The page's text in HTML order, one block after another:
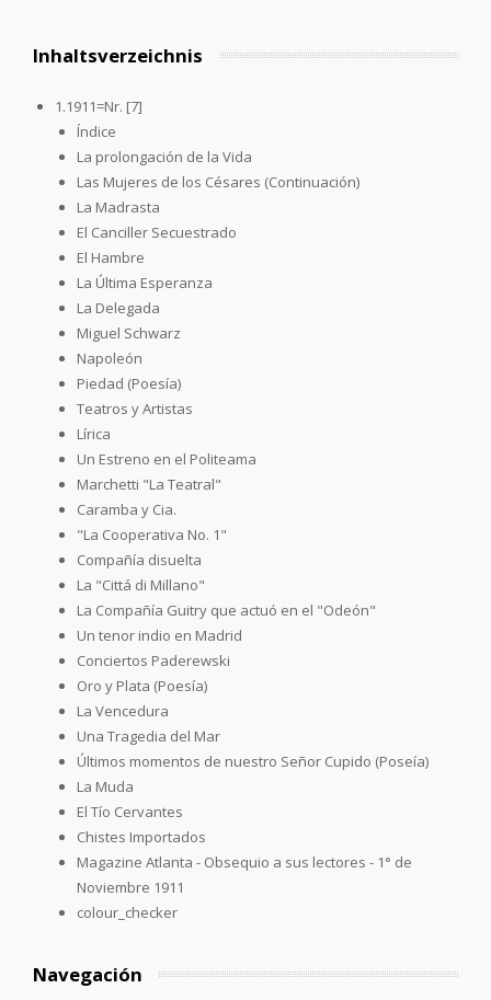
Inhaltsverzeichnis
1.1911=Nr. [7]
Índice
La prolongación de la Vida
Las Mujeres de los Césares (Continuación)
La Madrasta
El Canciller Secuestrado
El Hambre
La Última Esperanza
La Delegada
Miguel Schwarz
Napoleón
Piedad (Poesía)
Teatros y Artistas
Lírica
Un Estreno en el Politeama
Marchetti "La Teatral"
Caramba y Cia.
"La Cooperativa No. 1"
Compañía disuelta
La "Cittá di Millano"
La Compañía Guitry que actuó en el "Odeón"
Un tenor indio en Madrid
Conciertos Paderewski
Oro y Plata (Poesía)
La Vencedura
Una Tragedia del Mar
Últimos momentos de nuestro Señor Cupido (Poseía)
La Muda
El Tío Cervantes
Chistes Importados
Magazine Atlanta - Obsequio a sus lectores - 1° de
Noviembre 1911
colour_checker
Navegación